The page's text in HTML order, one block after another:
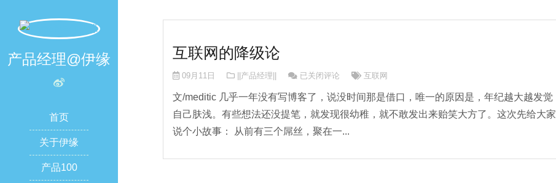
产品经理@伊缘
首页
关于伊缘
产品100
互联网的降级论
09月11日 ||产品经理|| 互联网的降级论
已关闭评论 互联网
文/meditic 几乎一年没有写博客了，说没时间那是借口，唯一的原因是，年纪越大越发觉
自己肤浅。有些想法还没提笔，就发现很幼稚，就不敢发出来贻笑大方了。这次先给大家
说个小故事： 从前有三个屌丝，聚在一...